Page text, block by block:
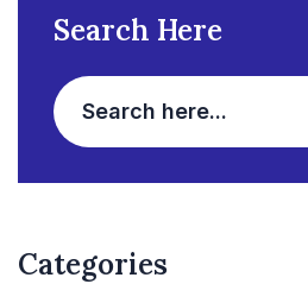
Search Here
Categories